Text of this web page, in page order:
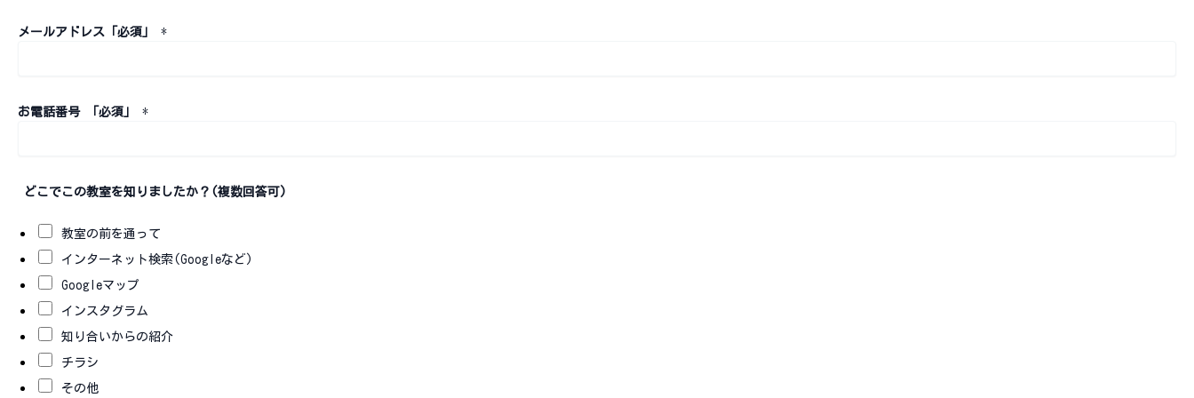
メールアドレス「必須」 *
お電話番号 「必須」 *
どこでこの教室を知りましたか？(複数回答可)
教室の前を通って
インターネット検索(Googleなど)
Googleマップ
インスタグラム
知り合いからの紹介
チラシ
その他